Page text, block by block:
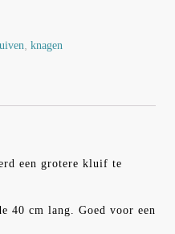
knagen
een grotere kluif te
40 cm lang. Goed voor een